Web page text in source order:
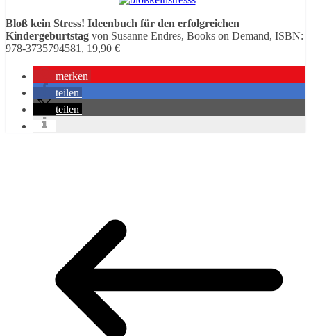
Bloß kein Stress! Ideenbuch für den erfolgreichen
Kindergeburtstag von Susanne Endres, Books on Demand, ISBN:
978-3735794581, 19,90 €
merken
teilen
teilen